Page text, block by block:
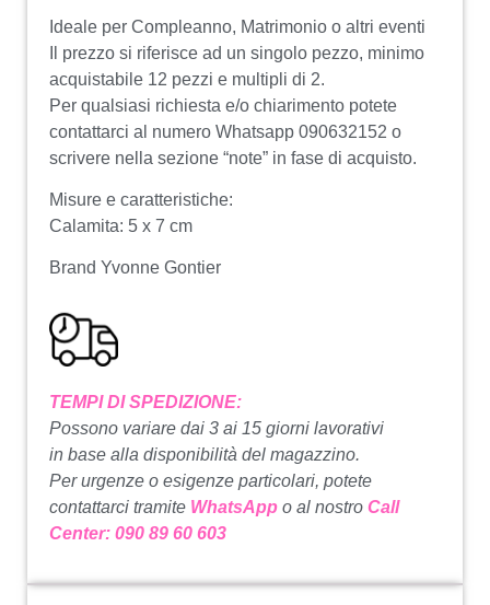
Ideale per Compleanno, Matrimonio o altri eventi
Il prezzo si riferisce ad un singolo pezzo, minimo
acquistabile 12 pezzi e multipli di 2.
Per qualsiasi richiesta e/o chiarimento potete
contattarci al numero Whatsapp 090632152 o
scrivere nella sezione “note” in fase di acquisto.
Misure e caratteristiche:
Calamita: 5 x 7 cm
Brand Yvonne Gontier
TEMPI DI SPEDIZIONE:
Possono variare dai 3 ai 15 giorni lavorativi
in base alla disponibilità del magazzino.
Per urgenze o esigenze particolari, potete
contattarci tramite WhatsApp o al nostro Call
Center: 090 89 60 603